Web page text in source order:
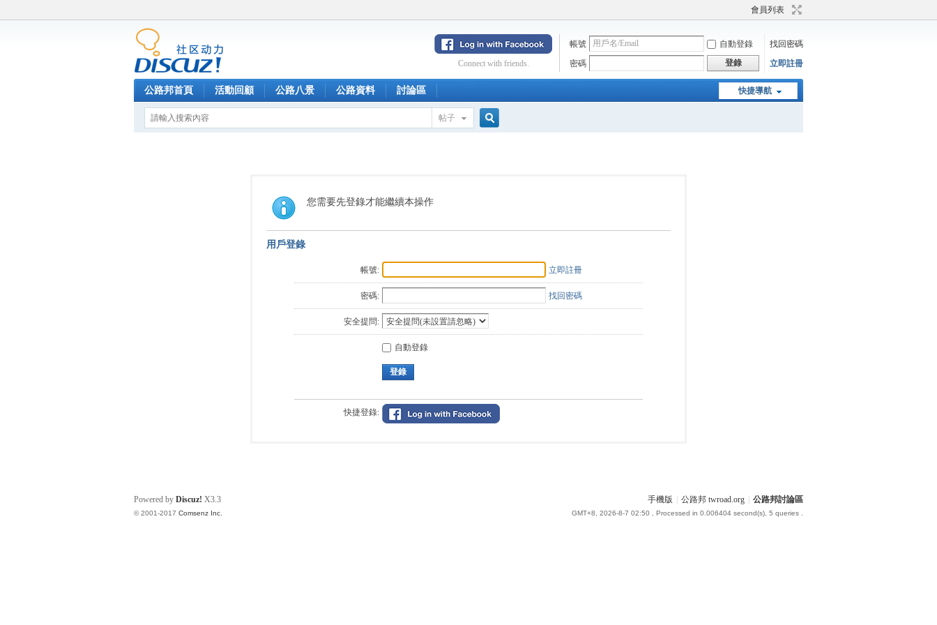
會員列表
帳號 自動登錄
找回密碼
密碼
登錄 立即註冊
Connect with friends.
快捷導航
公路邦首頁 活動回顧 公路八景 公路資料 討論區
帖子
您需要先登錄才能繼續本操作
用戶登錄
帳號: 立即註冊
密碼: 找回密碼
安全提問:
自動登錄
登錄
快捷登錄:
手機版 公路邦 twroad.org 公路邦討論區
GMT+8, 2026-8-7 02:50 , Processed in 0.006404 second(s), 5 queries .
Powered by Discuz! X3.3
© 2001-2017 Comsenz Inc.